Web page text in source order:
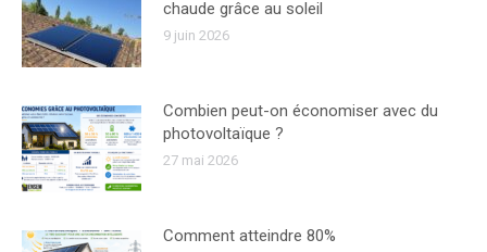
chaude grâce au soleil
9 juin 2026
Combien peut-on économiser avec du
photovoltaïque ?
27 mai 2026
Comment atteindre 80%